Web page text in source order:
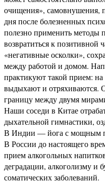
очищения», самовнушения,
дня после болезненных
полезно применить методы
возвратиться к позитивной
«негативные осколки»,
между работой и домом.
практикуют такой прием: на
выдыхают и отряхиваются.
границу между двумя
Наши соседи в Китае
дыхательной гимнастики,
В Индии — йога с мощным
В России до настоящего
прием алкогольных
деградации, алкоголизму и
соматических заболеваний.